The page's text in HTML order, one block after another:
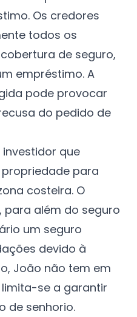
Os credores
todos os
de seguro,
empréstimo. A
pode provocar
do pedido de
que
para
costeira. O
para além do seguro
um seguro
devido à
João não tem em
se a garantir
de senhorio.